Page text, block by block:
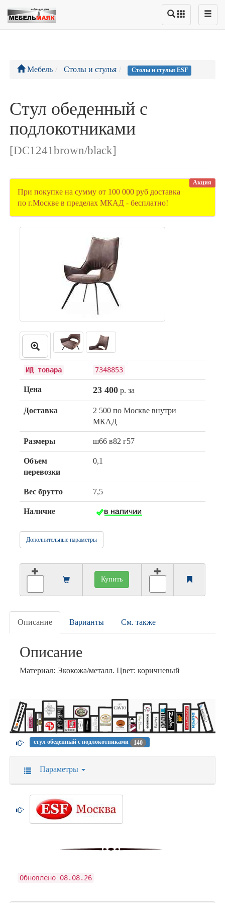
Мебель Столы и стулья Столы и стулья ESF
Стул обеденный с
подлокотниками
[DC1241brown/black]
Акция
При покупке на сумму от 100 000 руб доставка
по г.Москве в пределах МКАД - бесплатно!
ИД товара 7348853
Цена 23 400р. за
Доставка
2 500 по Москве внутри
МКАД
Размеры ш66 в82 г57
Объем
перевозки
0,1
Вес брутто 7,5
Наличие
Дополнительные параметры
Купить
Описание Варианты См. также
Описание
Материал: Экокожа/металл. Цвет: коричневый
стул обеденный с подлокотниками 140
Параметры
Обновлено 08.08.26